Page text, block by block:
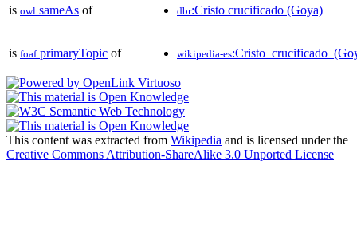
is owl:sameAs of dbr:Cristo crucificado (Goya)
is foaf:primaryTopic of wikipedia-es
This content was extracted from Wikipedia and is licensed under the
Creative Commons Attribution-ShareAlike 3.0 Unported License